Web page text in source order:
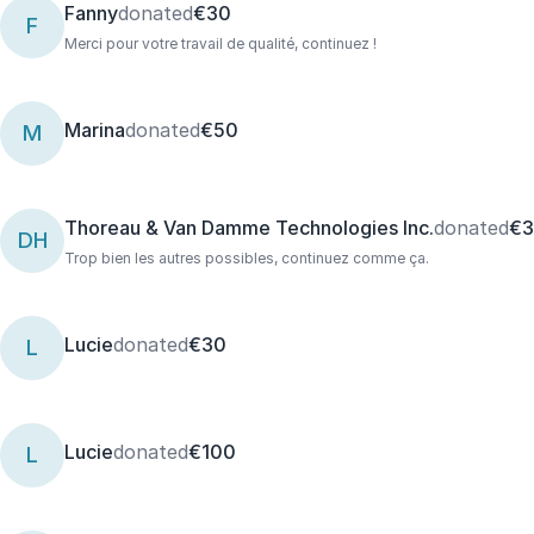
F Fannydonated€30
Merci pour votre travail de qualité, continuez !
M Marinadonated€50
DH Thoreau & Van Damme Technologies Inc.donated
Trop bien les autres possibles, continuez comme ça.
L Luciedonated€30
L Luciedonated€100